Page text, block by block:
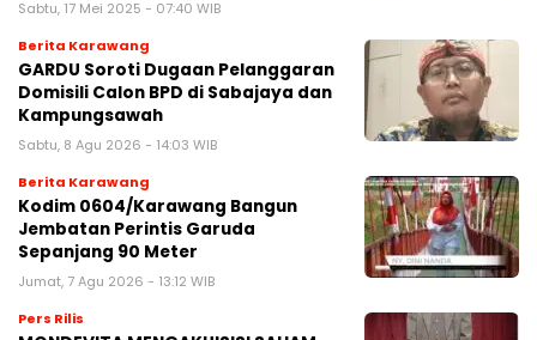
Sabtu, 17 Mei 2025 - 07:40 WIB
Berita Karawang
GARDU Soroti Dugaan Pelanggaran
Domisili Calon BPD di Sabajaya dan
Kampungsawah
Sabtu, 8 Agu 2026 - 14:03 WIB
Berita Karawang
Kodim 0604/Karawang Bangun
Jembatan Perintis Garuda
Sepanjang 90 Meter
Jumat, 7 Agu 2026 - 13:12 WIB
Pers Rilis